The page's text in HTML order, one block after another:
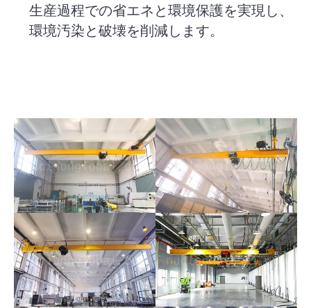
生産過程での省エネと環境保護を実現し、
環境汚染と破壊を削減します。